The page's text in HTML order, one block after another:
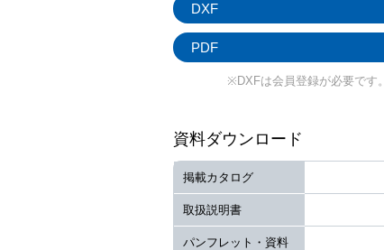
DXF
PDF
※DXFは会員登録が必要です。
資料ダウンロード
掲載カタログ
取扱説明書
パンフレット・資料